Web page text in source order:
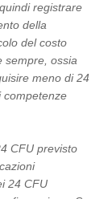
registrare
della
del costo
sempre, ossia
meno di 24
competenze
CFU previsto
24 CFU